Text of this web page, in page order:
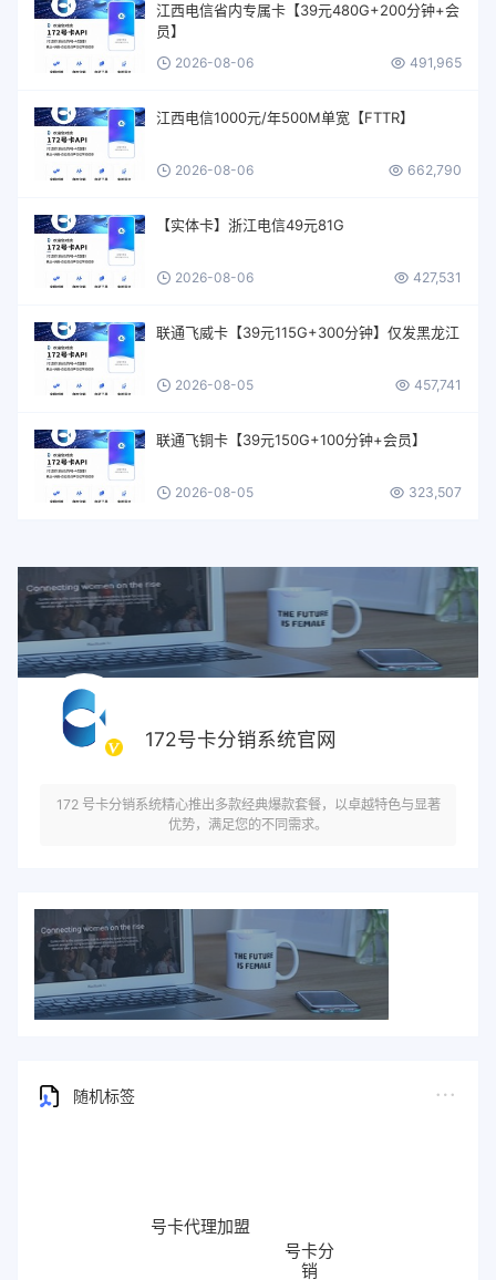
江西电信省内专属卡【39元480G+200分钟+会
员】
2026-08-06 491,965
江西电信1000元/年500M单宽【FTTR】
2026-08-06 662,790
【实体卡】浙江电信49元81G
2026-08-06 427,531
联通飞威卡【39元115G+300分钟】仅发黑龙江
2026-08-05 457,741
联通飞铜卡【39元150G+100分钟+会员】
2026-08-05 323,507
172号卡分销系统官网
172 号卡分销系统精心推出多款经典爆款套餐，以卓越特色与显著
优势，满足您的不同需求。
随机标签
号卡代理加盟
号卡分
销